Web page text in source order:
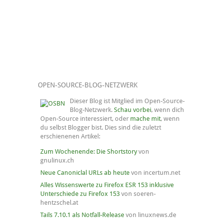
OPEN-SOURCE-BLOG-NETZWERK
Dieser Blog ist Mitglied im Open-Source-
Blog-Netzwerk. Schau vorbei, wenn dich
Open-Source interessiert, oder mache mit, wenn
du selbst Blogger bist. Dies sind die zuletzt
erschienenen Artikel:
Zum Wochenende: Die Shortstoryvon
gnulinux.ch
Neue Canoniclal URLs ab heutevon incertum.net
Alles Wissenswerte zu Firefox ESR 153 inklusive
Unterschiede zu Firefox 153von soeren-
hentzschel.at
Tails 7.10.1 als Notfall-Releasevon linuxnews.de